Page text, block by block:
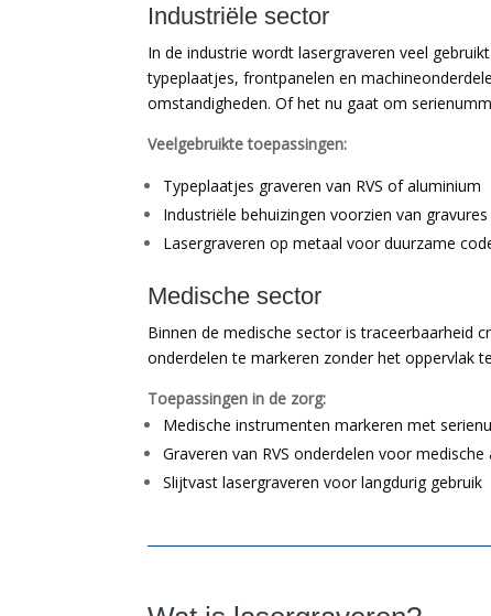
Industriële sector
In de industrie wordt lasergraveren veel
typeplaatjes, frontpanelen en
omstandigheden. Of het nu gaat om
Veelgebruikte toepassingen:
Typeplaatjes graveren van RVS of aluminium
Industriële behuizingen voorzien van gravures
Lasergraveren op metaal voor duurzame
Medische sector
Binnen de medische sector is traceerbaarheid
onderdelen te markeren zonder het oppervlak
Toepassingen in de zorg:
Medische instrumenten markeren met
Graveren van RVS onderdelen voor
Slijtvast lasergraveren voor langdurig gebruik